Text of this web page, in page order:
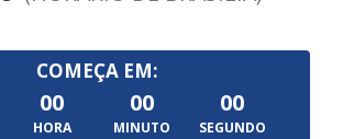
COMEÇA EM:
00
HORA
00
MINUTO
00
SEGUNDO